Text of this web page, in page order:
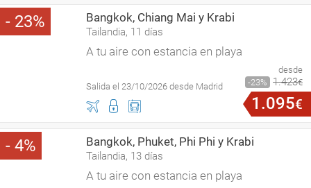
23 Bangkok, Chiang Mai y Krabi
Tailandia, 11 días
A tu aire con estancia en playa
Salida el 23/10/2026 desde Madrid
desde
23
1.423€
1 .095€
4 Bangkok, Phuket, Phi Phi y Krabi
Tailandia, 13 días
A tu aire con estancia en playa